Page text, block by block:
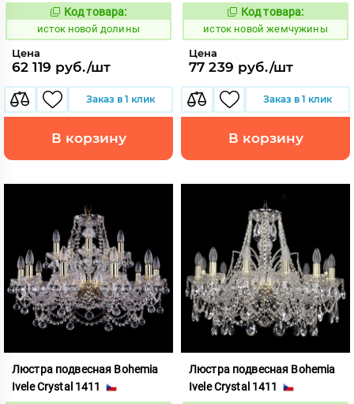
Код:
586271
Код товара:
исток новой долины
Цена
62 119 руб./шт
Заказ в 1 клик
В корзину
Код:
586276
Код товара:
исток новой жемчужины
Цена
77 239 руб./шт
Заказ в 1 клик
В корзину
Люстра подвесная Bohemia
Ivele Crystal 1411
Люстра подвесная Bohemia
Ivele Crystal 1411